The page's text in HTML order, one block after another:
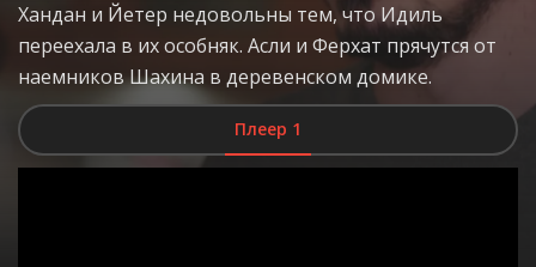
Хандан и Йетер недовольны тем, что Идиль
переехала в их особняк. Асли и Ферхат прячутся от
наемников Шахина в деревенском домике.
Плеер 1